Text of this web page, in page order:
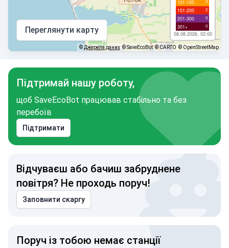
101-150 3
151-200 2
201-300 0
301+ 0
08.08.2026, 02:00
Переглянути карту
© Джерела даних © SaveEcoBot © CARTO © OpenStreetMap
Підтримай нашу роботу,
щоб SaveEcoBot працював стабільно та без
перебоїв
Підтримати
Відчуваєш або бачиш забруднене
повітря? Не проходь поруч!
Заповнити скаргу
Поруч із тобою немає станції